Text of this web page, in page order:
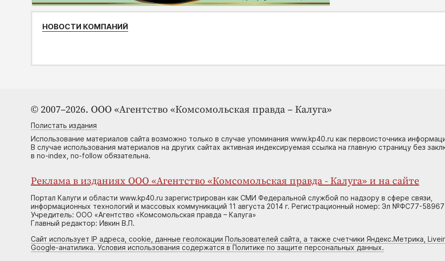
НОВОСТИ КОМПАНИЙ
© 2007–2026. ООО «Агентство «Комсомольская правда – Калуга»
Полистать издания
Использование материалов сайта возможно только в случае упоминания www.kp40.ru как первоисточника
В случае использования материалов на других сайтах активная индексируемая ссылка на главную страницу без
в no-index, no-follow обязательна.
Реклама в изданиях ООО «Агентство «Комсомольская правда - Калуга» и на сайте
Портал Калуги и области www.kp40.ru зарегистрирован как СМИ Федеральной службой по надзору в сфере связи,
информационных технологий и массовых коммуникаций 11 августа 2014 г. Регистрационный номер: Эл №ФС77-58967
Учредитель: ООО «Агентство «Комсомольская правда – Калуга»
Главный редактор: Ивкин В.П.
Сайт использует IP адреса, cookie, данные геолокации Пользователей сайта, а также счетчики Яндекс.Метрика,
Google-анатилика. Условия использования содержатся в Политике по защите персональных данных.